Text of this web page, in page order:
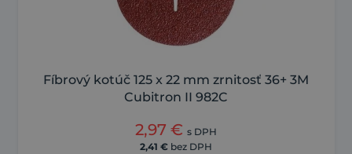
Fíbrový kotúč 125 x 22 mm zrnitosť 36+ 3M
Cubitron II 982C
2,97 € s DPH
2,41 € bez DPH